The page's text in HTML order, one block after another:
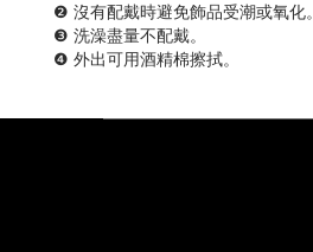
❷ 沒有配戴時避免飾品受潮或氧化。
❸ 洗澡盡量不配戴。
❹ 外出可用酒精棉擦拭。